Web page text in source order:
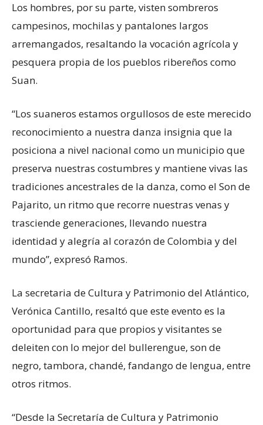
Los hombres, por su parte, visten sombreros
campesinos, mochilas y pantalones largos
arremangados, resaltando la vocación agrícola y
pesquera propia de los pueblos ribereños como
Suan.
“Los suaneros estamos orgullosos de este merecido
reconocimiento a nuestra danza insignia que la
posiciona a nivel nacional como un municipio que
preserva nuestras costumbres y mantiene vivas las
tradiciones ancestrales de la danza, como el Son de
Pajarito, un ritmo que recorre nuestras venas y
trasciende generaciones, llevando nuestra
identidad y alegría al corazón de Colombia y del
mundo”, expresó Ramos.
La secretaria de Cultura y Patrimonio del Atlántico,
Verónica Cantillo, resaltó que este evento es la
oportunidad para que propios y visitantes se
deleiten con lo mejor del bullerengue, son de
negro, tambora, chandé, fandango de lengua, entre
otros ritmos.
“Desde la Secretaría de Cultura y Patrimonio